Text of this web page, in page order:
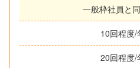
一般枠社員と
10回程度/
20回程度/